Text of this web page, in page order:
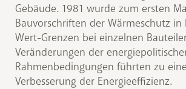
Gebäude. 1981 wurde zum ersten
Bauvorschriften der Wärmeschutz in
Wert-Grenzen bei einzelnen
Veränderungen der
Rahmenbedingungen führten zu
Verbesserung der Energieeffizienz.